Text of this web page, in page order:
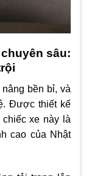
sâu:
bền bỉ, và
Được thiết kế
xe này là
cao của Nhật